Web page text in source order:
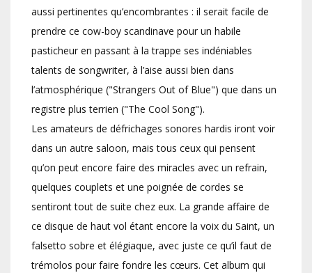
aussi pertinentes qu’encombrantes : il serait facile de
prendre ce cow-boy scandinave pour un habile
pasticheur en passant à la trappe ses indéniables
talents de songwriter, à l’aise aussi bien dans
l’atmosphérique ("Strangers Out of Blue") que dans un
registre plus terrien ("The Cool Song").
Les amateurs de défrichages sonores hardis iront voir
dans un autre saloon, mais tous ceux qui pensent
qu’on peut encore faire des miracles avec un refrain,
quelques couplets et une poignée de cordes se
sentiront tout de suite chez eux. La grande affaire de
ce disque de haut vol étant encore la voix du Saint, un
falsetto sobre et élégiaque, avec juste ce qu’il faut de
trémolos pour faire fondre les cœurs. Cet album qui